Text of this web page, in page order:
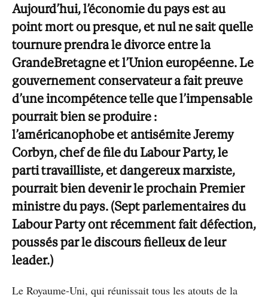
Aujourd’hui, l’économie du pays est au
point mort ou presque, et nul ne sait quelle
tournure prendra le divorce entre la
GrandeBretagne et l’Union européenne. Le
gouvernement conservateur a fait preuve
d’une incompétence telle que l’impensable
pourrait bien se produire :
l’américanophobe et antisémite Jeremy
Corbyn, chef de ﬁle du Labour Party, le
parti travailliste, et dangereux marxiste,
pourrait bien devenir le prochain Premier
ministre du pays. (Sept parlementaires du
Labour Party ont récemment fait défection,
poussés par le discours ﬁelleux de leur
leader.)
Le Royaume-Uni, qui réunissait tous les atouts de la